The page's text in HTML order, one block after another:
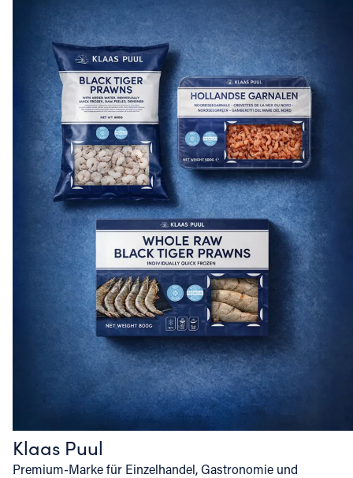
Klaas Puul
Premium-Marke für Einzelhandel, Gastronomie und